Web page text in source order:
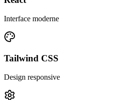
Interface moderne
Tailwind CSS
Design responsive